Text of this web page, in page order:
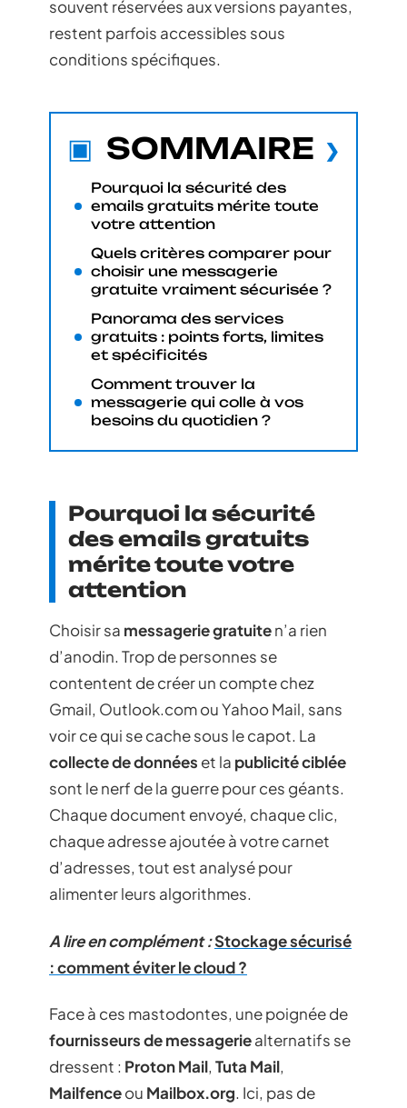
souvent réservées aux versions payantes,
restent parfois accessibles sous
conditions spécifiques.
SOMMAIRE
Pourquoi la sécurité des
emails gratuits mérite toute
votre attention
Quels critères comparer pour
choisir une messagerie
gratuite vraiment sécurisée ?
Panorama des services
gratuits : points forts, limites
et spécificités
Comment trouver la
messagerie qui colle à vos
besoins du quotidien ?
Pourquoi la sécurité
des emails gratuits
mérite toute votre
attention
Choisir sa messagerie gratuiten’a rien
d’anodin. Trop de personnes se
contentent de créer un compte chez
Gmail, Outlook.com ou Yahoo Mail, sans
voir ce qui se cache sous le capot. La
collecte de données et la publicité ciblée
sont le nerf de la guerre pour ces géants.
Chaque document envoyé, chaque clic,
chaque adresse ajoutée à votre carnet
d’adresses, tout est analysé pour
alimenter leurs algorithmes.
A lire en complément :Stockage sécurisé
: comment éviter le cloud ?
Face à ces mastodontes, une poignée de
fournisseurs de messageriealternatifs se
dressent : Proton Mail, Tuta Mail,
Mailfenceou Mailbox.org. Ici, pas de